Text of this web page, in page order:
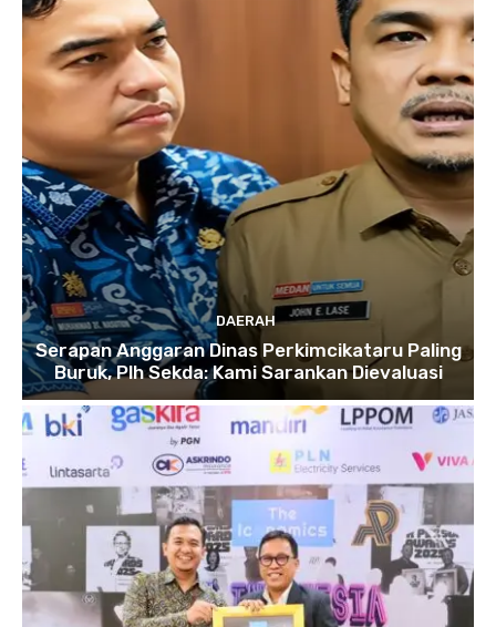
DAERAH
Serapan Anggaran Dinas Perkimcikataru Paling
Buruk, Plh Sekda: Kami Sarankan Dievaluasi